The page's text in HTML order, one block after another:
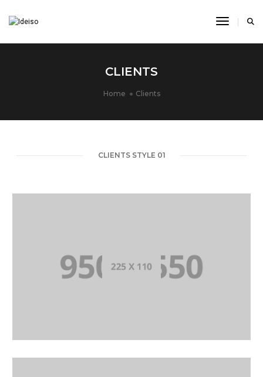
Toggle
CLIENTS
Home Clients
CLIENTS STYLE 01